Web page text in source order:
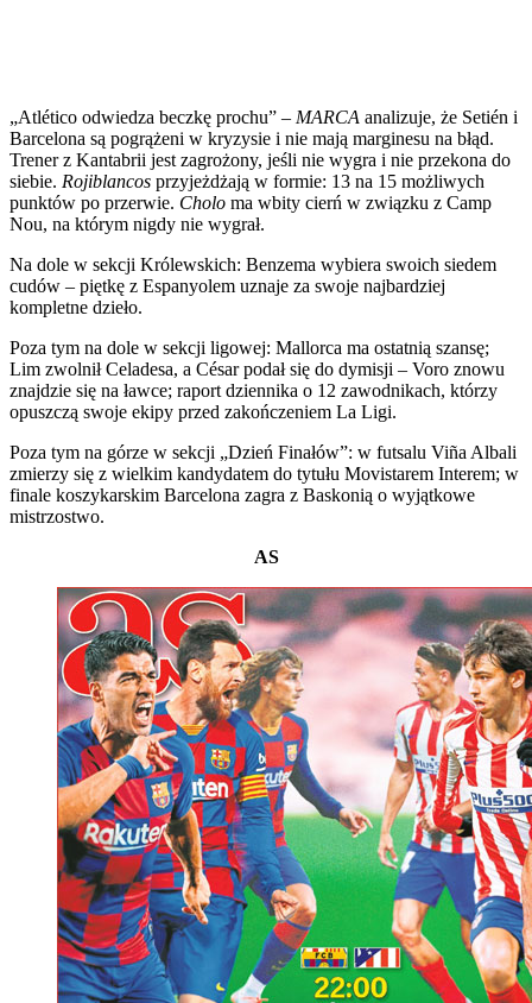
„Atlético odwiedza beczkę prochu” – MARCA analizuje, że Setién i
Barcelona są pogrążeni w kryzysie i nie mają marginesu na błąd.
Trener z Kantabrii jest zagrożony, jeśli nie wygra i nie przekona do
siebie. Rojiblancos przyjeżdżają w formie: 13 na 15 możliwych
punktów po przerwie. Cholo ma wbity cierń w związku z Camp
Nou, na którym nigdy nie wygrał.
Na dole w sekcji Królewskich: Benzema wybiera swoich siedem
cudów – piętkę z Espanyolem uznaje za swoje najbardziej
kompletne dzieło.
Poza tym na dole w sekcji ligowej: Mallorca ma ostatnią szansę;
Lim zwolnił Celadesa, a César podał się do dymisji – Voro znowu
znajdzie się na ławce; raport dziennika o 12 zawodnikach, którzy
opuszczą swoje ekipy przed zakończeniem La Ligi.
Poza tym na górze w sekcji „Dzień Finałów”: w futsalu Viña Albali
zmierzy się z wielkim kandydatem do tytułu Movistarem Interem; w
finale koszykarskim Barcelona zagra z Baskonią o wyjątkowe
mistrzostwo.
AS